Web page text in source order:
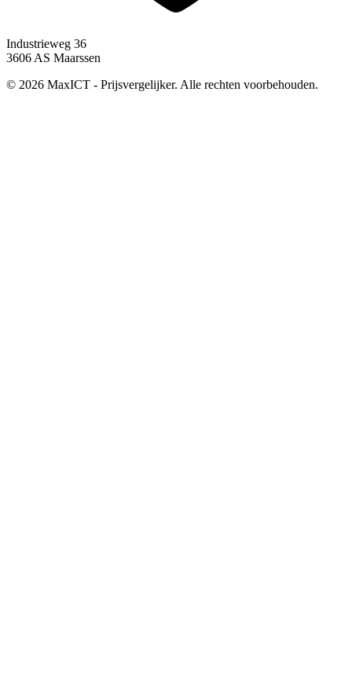
Industrieweg 36
3606 AS Maarssen
© 2026 MaxICT - Prijsvergelijker. Alle rechten voorbehouden.